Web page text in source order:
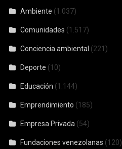
Ambiente (1.037)
Comunidades (1.517)
Conciencia ambiental (221)
Deporte (10)
Educación (1.144)
Emprendimiento (185)
Empresa Privada (54)
Fundaciones venezolanas (120)